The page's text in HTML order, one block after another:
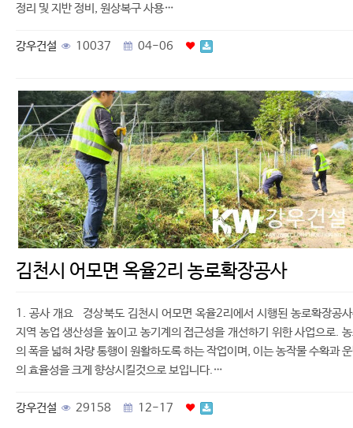
정리 및 지반 정비, 원상복구 사용…
강우건설 10037 04-06
김천시 어모면 옥율2리 농로확장공사
1. 공사 개요 경상북도 김천시 어모면 옥율2리에서 시행된 농로확장공
지역 농업 생산성을 높이고 농기계의 접근성을 개선하기 위한 사업으로.
의 폭을 넓혀 차량 통행이 원활하도록 하는 작업이며, 이는 농작물 수확과
의 효율성을 크게 향상시킬것으로 보입니다.…
강우건설 29158 12-17